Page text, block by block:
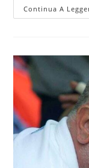
Continua A